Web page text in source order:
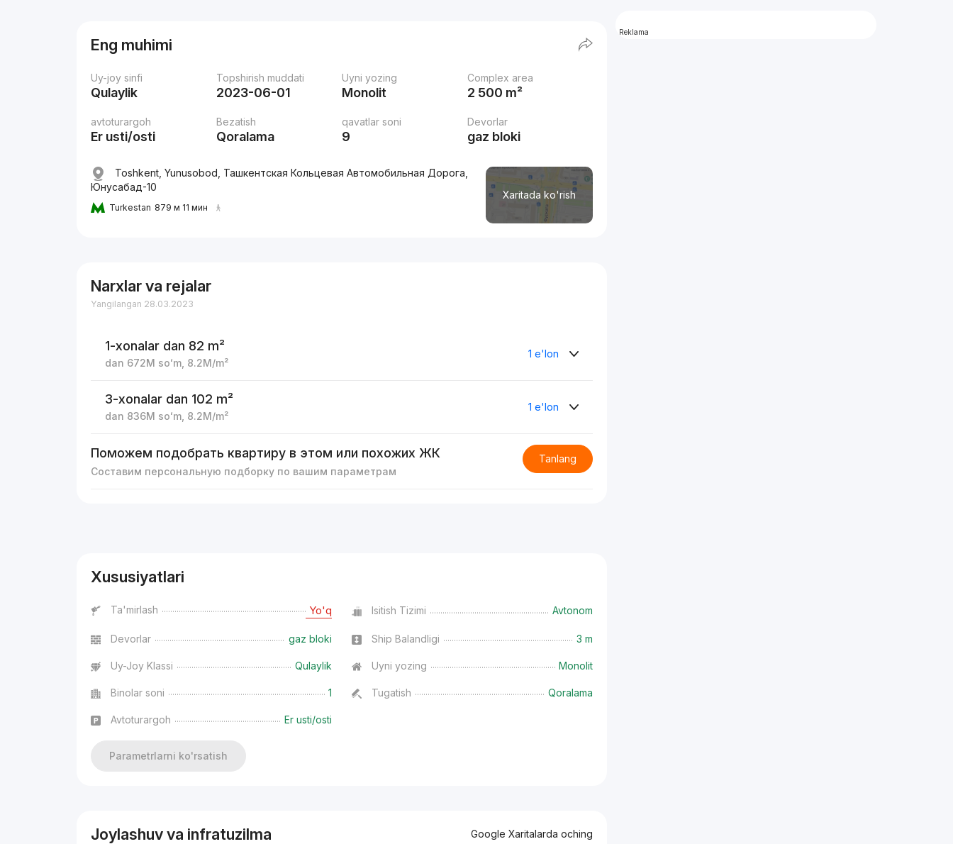
Eng muhimi
Uy-joy sinfi
Qulaylik
Topshirish muddati
2023-06-01
Uyni yozing
Monolit
Complex area
2 500 m²
avtoturargoh
Er usti/osti
Bezatish
Qoralama
qavatlar soni
9
Devorlar
gaz bloki
Xaritada ko'rish
Toshkent, Yunusobod, Ташкентская Кольцевая Автомобильная Дорога,
Юнусaбад-10
Turkestan 879 м 11 мин
Narxlar va rejalar
Yangilangan 28.03.2023
1-xonalar dan 82 m²
dan 672M soʻm 8.2M/m²
1 e'lon
3-xonalar dan 102 m²
dan 836M soʻm 8.2M/m²
1 e'lon
Поможем подобрать квартиру в этом или похожих ЖК
Составим персональную подборку по вашим параметрам
Tanlang
Xususiyatlari
Ta'mirlash Yo'q Isitish Tizimi Avtonom
Devorlar gaz bloki Ship Balandligi 3 m
Uy-Joy Klassi Qulaylik Uyni yozing Monolit
Binolar soni 1 Tugatish Qoralama
Avtoturargoh Er usti/osti
Parametrlarni ko'rsatish
Joylashuv va infratuzilma Google Xaritalarda oching
Reklama